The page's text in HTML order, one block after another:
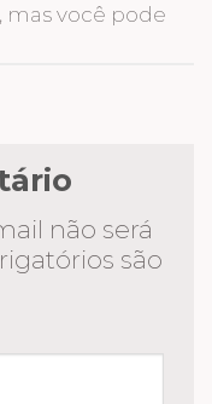
mas você pode
não será
são